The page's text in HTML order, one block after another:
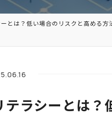
とは？低い場合のリスクと高める方
テラシーとは？